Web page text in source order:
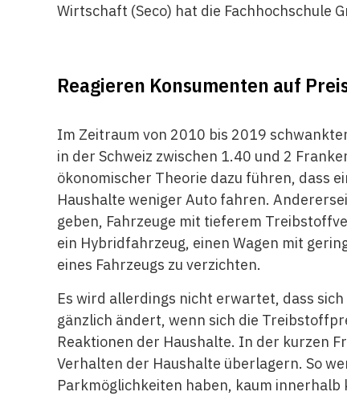
Wirtschaft (Seco) hat die Fachhochschule
Reagieren Konsumenten auf
Im Zeitraum von 2010 bis 2019
in der Schweiz zwischen 1.40 und 2
ökonomischer Theorie dazu führen, dass
Haushalte weniger Auto fahren.
geben, Fahrzeuge mit tieferem
ein Hybridfahrzeug, einen Wagen mit
eines Fahrzeugs zu verzichten.
Es wird allerdings nicht erwartet, dass
gänzlich ändert, wenn sich die
Reaktionen der Haushalte. In der kurzen
Verhalten der Haushalte überlagern. So
Parkmöglichkeiten haben, kaum